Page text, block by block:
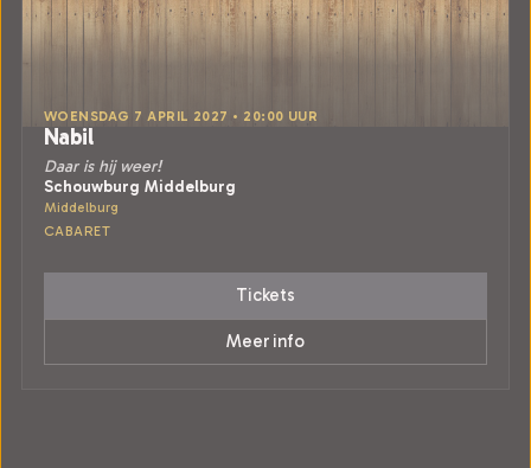
WOENSDAG 7 APRIL 2027 • 20:00 UUR
Nabil
Daar is hij weer!
Schouwburg Middelburg
Middelburg
CABARET
Tickets
Meer info